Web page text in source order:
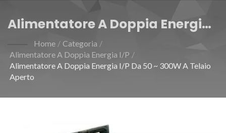
Alimentatore A Doppia Energia
I/P Da 50 ~ 300W A Telaio Aperto
Home / Categoria /
Alimentatore A Doppia Energia I/P /
Alimentatore A Doppia Energia I/P Da 50 ~ 300W A Telaio
Aperto